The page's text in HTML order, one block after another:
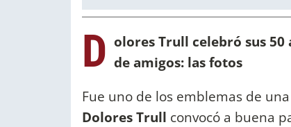
D olores Trull celebró sus 50
de amigos: las fotos
Fue uno de los emblemas de
Dolores Trull convocó a buena